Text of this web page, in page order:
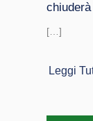
[…]
Leggi